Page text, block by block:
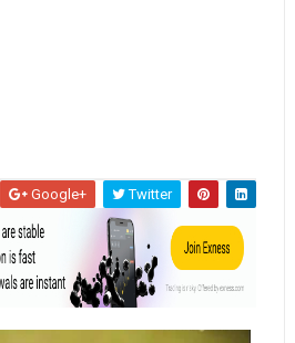
Google+ Twitter